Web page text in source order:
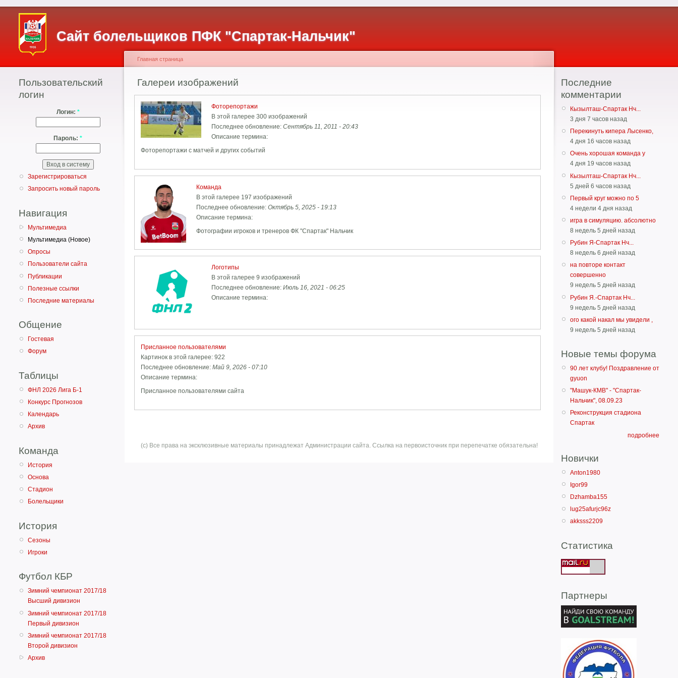
Сайт болельщиков ПФК "Спартак-Нальчик"
Пользовательский
логин
Логин: *
Пароль: *
Зарегистрироваться
Запросить новый пароль
Навигация
Мультимедиа
Мультимедиа (Новое)
Опросы
Пользователи сайта
Публикации
Полезные ссылки
Последние материалы
Общение
Гостевая
Форум
Таблицы
ФНЛ 2026 Лига Б-1
Конкурс Прогнозов
Календарь
Архив
Команда
История
Основа
Стадион
Болельщики
История
Сезоны
Игроки
Футбол КБР
Зимний чемпионат 2017/18
Высший дивизион
Зимний чемпионат 2017/18
Первый дивизион
Зимний чемпионат 2017/18
Второй дивизион
Архив
Главная страница
Галереи изображений
Фоторепортажи
В этой галерее 300 изображений
Последнее обновление: Сентябрь 11, 2011 - 20:43
Описание термина:
Фоторепортажи с матчей и других событий
Команда
В этой галерее 197 изображений
Последнее обновление: Октябрь 5, 2025 - 19:13
Описание термина:
Фотографии игроков и тренеров ФК "Спартак" Нальчик
Логотипы
В этой галерее 9 изображений
Последнее обновление: Июль 16, 2021 - 06:25
Описание термина:
Присланное пользователями
Картинок в этой галерее: 922
Последнее обновление: Май 9, 2026 - 07:10
Описание термина:
Присланное пользователями сайта
(с) Все права на эксклюзивные материалы принадлежат Администрации сайта. Ссылка на первоисточник при перепечатке обязательна!
Последние
комментарии
Кызылташ-Спартак Нч...
3 дня 7 часов назад
Перекинуть кипера Лысенко,
4 дня 16 часов назад
Очень хорошая команда у
4 дня 19 часов назад
Кызылташ-Спартак Нч...
5 дней 6 часов назад
Первый круг можно по 5
4 недели 4 дня назад
игра в симуляцию. абсолютно
8 недель 5 дней назад
Рубин Я-Спартак Нч...
8 недель 6 дней назад
на повторе контакт
совершенно
9 недель 5 дней назад
Рубин Я.-Спартак Нч...
9 недель 5 дней назад
ого какой накал мы увидели ,
9 недель 5 дней назад
Новые темы форума
90 лет клубу! Поздравление от
gyuon
"Машук-КМВ" - "Спартак-
Нальчик", 08.09.23
Реконструкция стадиона
Спартак
подробнее
Новички
Anton1980
Igor99
Dzhamba155
lug25afurjc96z
akksss2209
Статистика
Партнеры